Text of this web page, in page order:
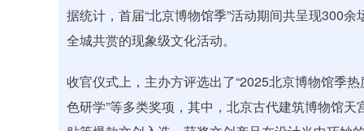
据统计，首届“北京博物馆季”活动期间共呈现300
全城共赏的现象级文化活动。
收官仪式上，主办方评选出了“2025北京博物馆季
色研学”等多类奖项，其中，北京古代建筑博物馆